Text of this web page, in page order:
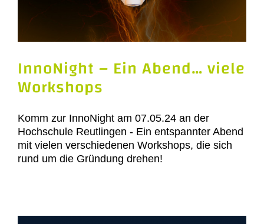
InnoNight – Ein Abend… viele
Workshops
Komm zur InnoNight am 07.05.24 an der
Hochschule Reutlingen - Ein entspannter Abend
mit vielen verschiedenen Workshops, die sich
rund um die Gründung drehen!